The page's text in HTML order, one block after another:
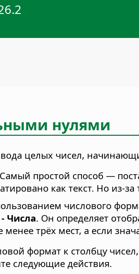
нулями
целых чисел,
простой способ —
как текст. Но из-
числового
Числа. Он определяет
трёх мест, а если
формат к столбцу
следующие действия.